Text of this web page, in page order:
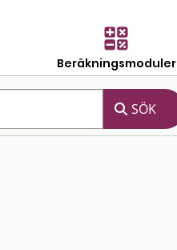
Beräkningsmoduler